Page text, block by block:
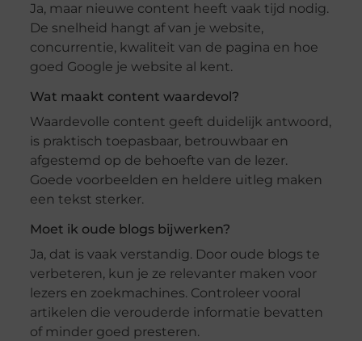
Ja, maar nieuwe content heeft vaak tijd nodig.
De snelheid hangt af van je website,
concurrentie, kwaliteit van de pagina en hoe
goed Google je website al kent.
Wat maakt content waardevol?
Waardevolle content geeft duidelijk antwoord,
is praktisch toepasbaar, betrouwbaar en
afgestemd op de behoefte van de lezer.
Goede voorbeelden en heldere uitleg maken
een tekst sterker.
Moet ik oude blogs bijwerken?
Ja, dat is vaak verstandig. Door oude blogs te
verbeteren, kun je ze relevanter maken voor
lezers en zoekmachines. Controleer vooral
artikelen die verouderde informatie bevatten
of minder goed presteren.